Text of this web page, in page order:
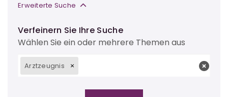
Erweiterte Suche
Verfeinern Sie Ihre Suche
Wählen Sie ein oder mehrere Themen aus
Arztzeugnis